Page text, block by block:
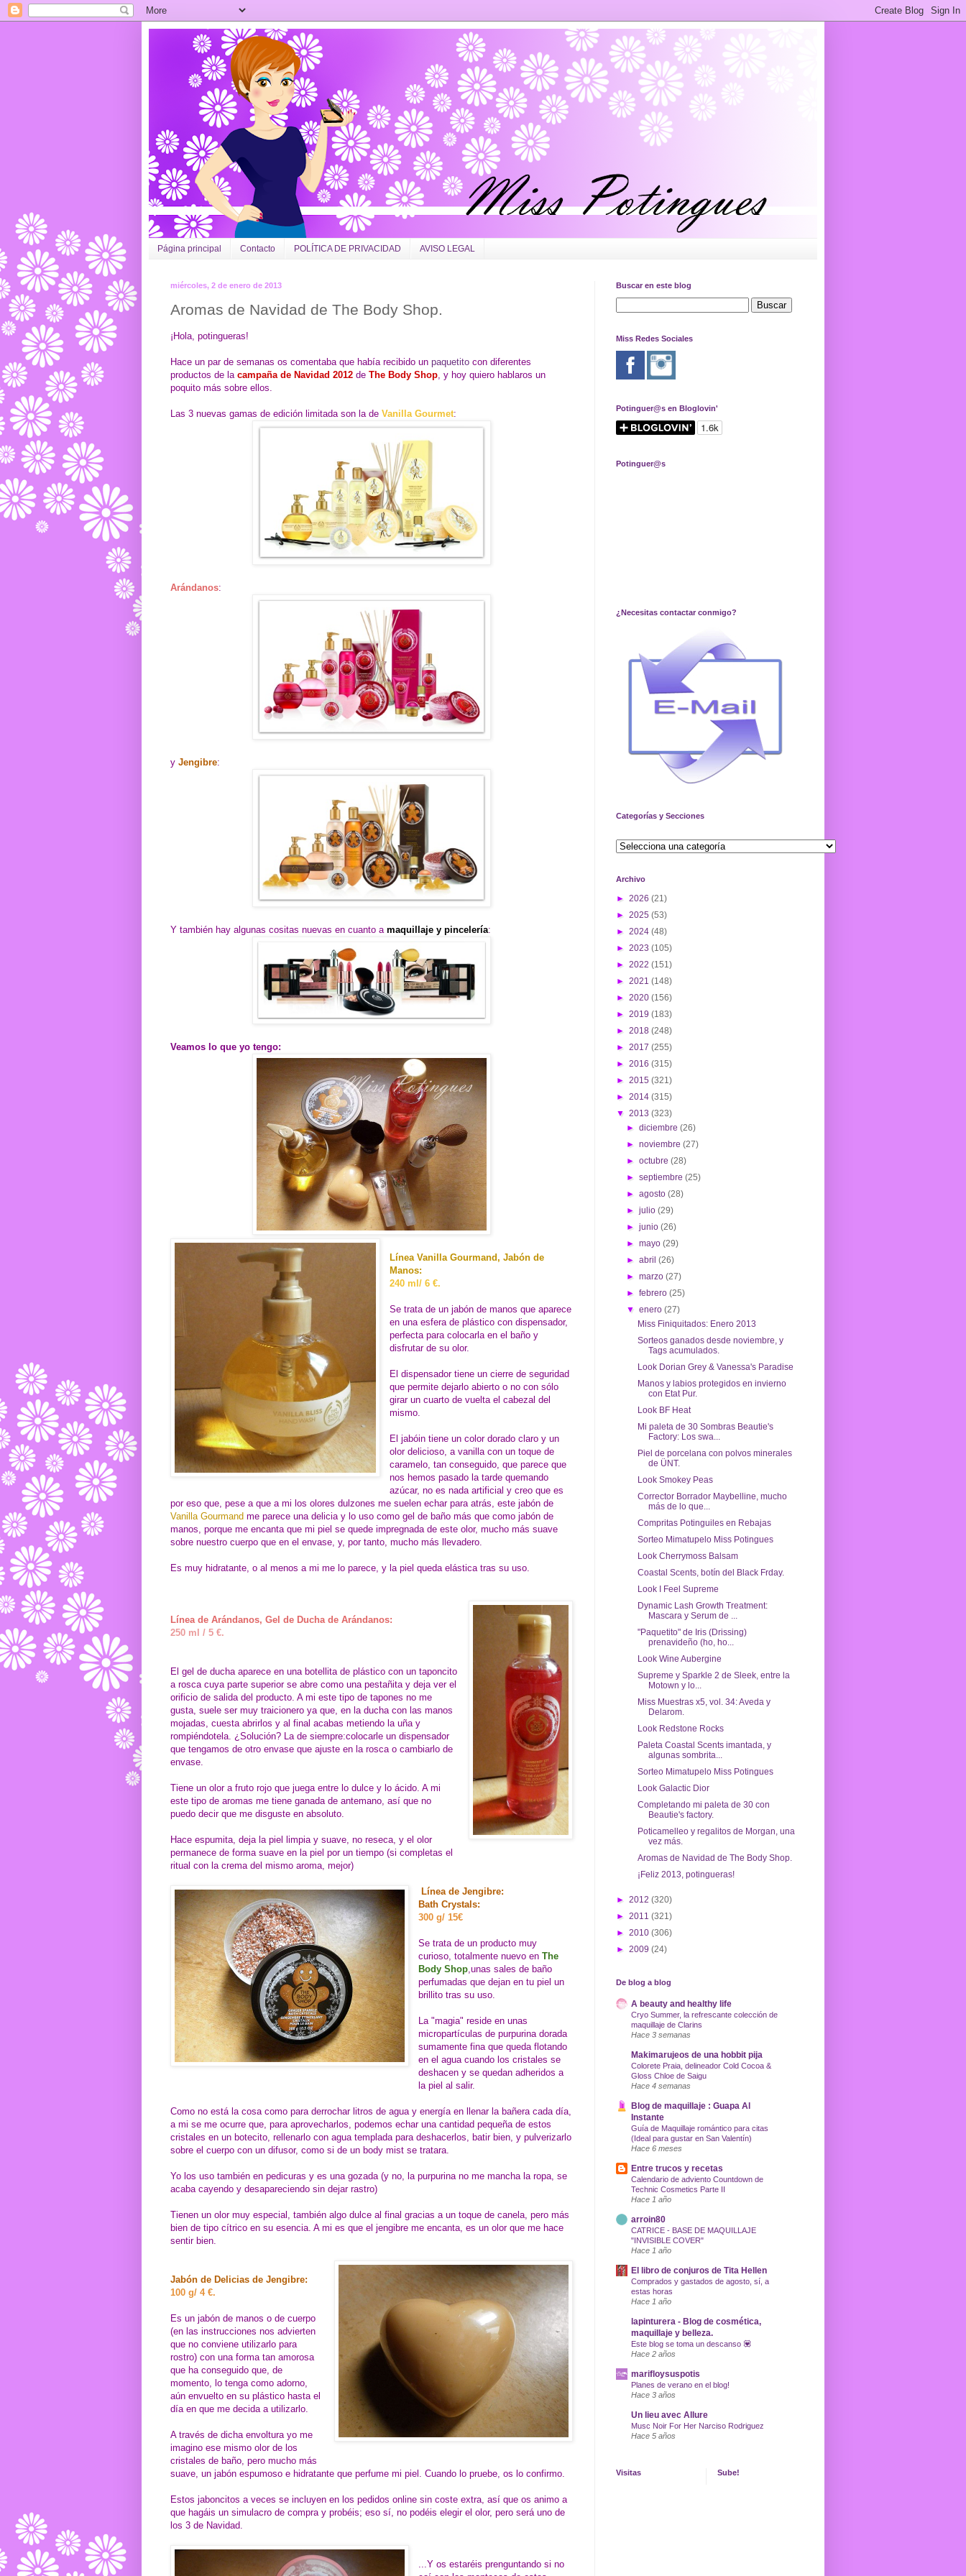
Página principal Contacto POLÍTICA DE PRIVACIDAD AVISO LEGAL
miércoles, 2 de enero de 2013
Aromas de Navidad de The Body Shop.
¡Hola, potingueras!
Hace un par de semanas os comentaba que había recibido un paquetito con diferentes
productos de la campaña de Navidad 2012 de The Body Shop, y hoy quiero hablaros un
poquito más sobre ellos.
Las 3 nuevas gamas de edición limitada son la de Vanilla Gourmet:
Arándanos:
y Jengibre:
Y también hay algunas cositas nuevas en cuanto a maquillaje y pincelería:
Veamos lo que yo tengo:
Línea Vanilla Gourmand, Jabón de
Manos:
240 ml/ 6 €.
Se trata de un jabón de manos que aparece
en una esfera de plástico con dispensador,
perfecta para colocarla en el baño y
disfrutar de su olor.
El dispensador tiene un cierre de seguridad
que permite dejarlo abierto o no con sólo
girar un cuarto de vuelta el cabezal del
mismo.
El jabóin tiene un color dorado claro y un
olor delicioso, a vanilla con un toque de
caramelo, tan conseguido, que parece que
nos hemos pasado la tarde quemando
azúcar, no es nada artificial y creo que es
por eso que, pese a que a mi los olores dulzones me suelen echar para atrás, este jabón de
Vanilla Gourmand me parece una delicia y lo uso como gel de baño más que como jabón de
manos, porque me encanta que mi piel se quede impregnada de este olor, mucho más suave
sobre nuestro cuerpo que en el envase, y, por tanto, mucho más llevadero.
Es muy hidratante, o al menos a mi me lo parece, y la piel queda elástica tras su uso.
Línea de Arándanos, Gel de Ducha de Arándanos:
250 ml / 5 €.
El gel de ducha aparece en una botellita de plástico con un taponcito
a rosca cuya parte superior se abre como una pestañita y deja ver el
orificio de salida del producto. A mi este tipo de tapones no me
gusta, suele ser muy traicionero ya que, en la ducha con las manos
mojadas, cuesta abrirlos y al final acabas metiendo la uña y
rompiéndotela. ¿Solución? La de siempre:colocarle un dispensador
que tengamos de otro envase que ajuste en la rosca o cambiarlo de
envase.
Tiene un olor a fruto rojo que juega entre lo dulce y lo ácido. A mi
este tipo de aromas me tiene ganada de antemano, así que no
puedo decir que me disguste en absoluto.
Hace espumita, deja la piel limpia y suave, no reseca, y el olor
permanece de forma suave en la piel por un tiempo (si completas el
ritual con la crema del mismo aroma, mejor)
Línea de Jengibre:
Bath Crystals:
300 g/ 15€
Se trata de un producto muy
curioso, totalmente nuevo enThe
Body Shop,unas sales de baño
perfumadas que dejan en tu piel un
brillito tras su uso.
La "magia" reside en unas
micropartículas de purpurina dorada
sumamente fina que queda flotando
en el agua cuando los cristales se
deshacen y se quedan adheridos a
la piel al salir.
Como no está la cosa como para derrochar litros de agua y energía en llenar la bañera cada día,
a mi se me ocurre que, para aprovecharlos, podemos echar una cantidad pequeña de estos
cristales en un botecito, rellenarlo con agua templada para deshacerlos, batir bien, y pulverizarlo
sobre el cuerpo con un difusor, como si de un body mist se tratara.
Yo los uso también en pedicuras y es una gozada (y no, la purpurina no me mancha la ropa, se
acaba cayendo y desapareciendo sin dejar rastro)
Tienen un olor muy especial, también algo dulce al final gracias a un toque de canela, pero más
bien de tipo cítrico en su esencia. A mi es que el jengibre me encanta, es un olor que me hace
sentir bien.
Jabón de Delicias de Jengibre:
100 g/ 4 €.
Es un jabón de manos o de cuerpo
(en las instrucciones nos advierten
que no conviene utilizarlo para
rostro) con una forma tan amorosa
que ha conseguido que, de
momento, lo tenga como adorno,
aún envuelto en su plástico hasta el
día en que me decida a utilizarlo.
A través de dicha envoltura yo me
imagino ese mismo olor de los
cristales de baño, pero mucho más
suave, un jabón espumoso e hidratante que perfume mi piel. Cuando lo pruebe, os lo confirmo.
Estos jaboncitos a veces se incluyen en los pedidos online sin coste extra, así que os animo a
que hagáis un simulacro de compra y probéis; eso sí, no podéis elegir el olor, pero será uno de
los 3 de Navidad.
...Y os estaréis prenguntando si no
Buscar en este blog
Miss Redes Sociales
Potinguer@s en Bloglovin'
Potinguer@s
¿Necesitas contactar conmigo?
Categorías y Secciones
Archivo
► 2026 (21)
► 2025 (53)
► 2024 (48)
► 2023 (105)
► 2022 (151)
► 2021 (148)
► 2020 (156)
► 2019 (183)
► 2018 (248)
► 2017 (255)
► 2016 (315)
► 2015 (321)
► 2014 (315)
▼ 2013 (323)
►diciembre(26)
►noviembre(27)
►octubre(28)
►septiembre(25)
►agosto(28)
►julio(29)
►junio(26)
►mayo(29)
►abril(26)
►marzo(27)
►febrero(25)
▼enero(27)
Miss Finiquitados: Enero 2013
Sorteos ganados desde noviembre, y
Tags acumulados.
Look Dorian Grey & Vanessa's Paradise
Manos y labios protegidos en invierno
con Etat Pur.
Look BF Heat
Mi paleta de 30 Sombras Beautie's
Factory: Los swa...
Piel de porcelana con polvos minerales
de ÜNT.
Look Smokey Peas
Corrector Borrador Maybelline, mucho
más de lo que...
Compritas Potinguiles en Rebajas
Sorteo Mimatupelo Miss Potingues
Look Cherrymoss Balsam
Coastal Scents, botín del Black Frday.
Look I Feel Supreme
Dynamic Lash Growth Treatment:
Mascara y Serum de ...
"Paquetito" de Iris (Drissing)
prenavideño (ho, ho...
Look Wine Aubergine
Supreme y Sparkle 2 de Sleek, entre la
Motown y lo...
Miss Muestras x5, vol. 34: Aveda y
Delarom.
Look Redstone Rocks
Paleta Coastal Scents imantada, y
algunas sombrita...
Sorteo Mimatupelo Miss Potingues
Look Galactic Dior
Completando mi paleta de 30 con
Beautie's factory.
Poticamelleo y regalitos de Morgan, una
vez más.
Aromas de Navidad de The Body Shop.
¡Feliz 2013, potingueras!
► 2012 (320)
► 2011 (321)
► 2010 (306)
► 2009 (24)
De blog a blog
A beauty and healthy life
Cryo Summer, la refrescante colección de
maquillaje de Clarins
Hace 3 semanas
Makimarujeos de una hobbit pija
Colorete Praia, delineador Cold Cocoa &
Gloss Chloe de Saigu
Hace 4 semanas
Blog de maquillaje : Guapa Al
Instante
Guía de Maquillaje romántico para citas
(Ideal para gustar en San Valentín)
Hace 6 meses
Entre trucos y recetas
Calendario de adviento Countdown de
Technic Cosmetics Parte II
Hace 1 año
arroin80
CATRICE - BASE DE MAQUILLAJE
"INVISIBLE COVER"
Hace 1 año
El libro de conjuros de Tita Hellen
Comprados y gastados de agosto, sí, a
estas horas
Hace 1 año
lapinturera - Blog de cosmética,
maquillaje y belleza.
Este blog se toma un descanso 💟
Hace 2 años
marifloysuspotis
Planes de verano en el blog!
Hace 3 años
Un lieu avec Allure
Musc Noir For Her Narciso Rodriguez
Hace 5 años
Visitas Sube!